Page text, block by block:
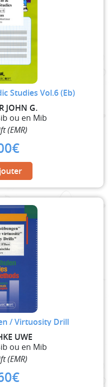
Studies Vol.6 (Eb)
JOHN G.
ou en Mib
(EMR)
€
/ Virtuosity Drill
UWE
ou en Mib
(EMR)
€